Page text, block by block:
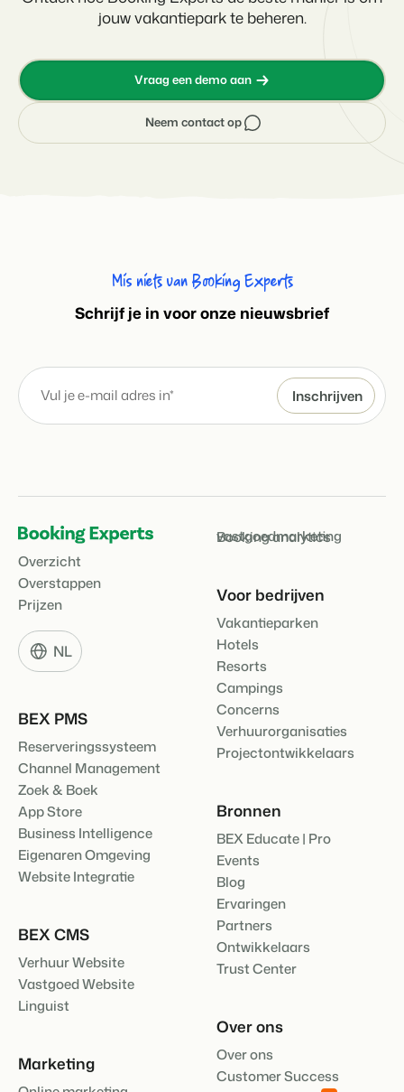
jouw vakantiepark te beheren.
Neem contact op
Vraag een demo aan
Mis niets van Booking Experts
Schrijf je in voor onze nieuwsbrief
Overzicht
Overstappen
Prijzen
NL
BEX PMS
Reserveringssysteem
Channel Management
Zoek & Boek
App Store
Business Intelligence
Eigenaren Omgeving
Website Integratie
BEX CMS
Verhuur Website
Vastgoed Website
Linguist
Marketing
vastgoedmarketing
Booking analytics
Voor bedrijven
Vakantieparken
Hotels
Resorts
Campings
Concerns
Verhuurorganisaties
Projectontwikkelaars
Bronnen
BEX Educate | Pro
Events
Blog
Ervaringen
Partners
Ontwikkelaars
Trust Center
Over ons
Over ons
Customer Success